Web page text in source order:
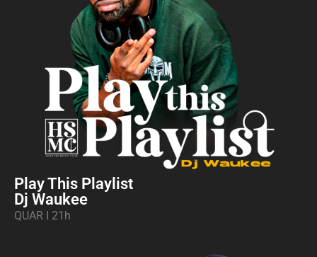
Play This Playlist
Dj Waukee
QUAR I 21h